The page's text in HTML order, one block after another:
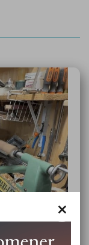
×